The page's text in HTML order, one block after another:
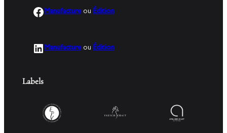
Facebook
Manufactureou Édition
LinkedIn
Manufactureou Édition
Labels